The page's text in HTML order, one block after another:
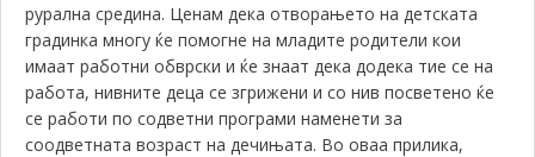
рурална средина. Ценам дека отворањето на детската
градинка многу ќе помогне на младите родители кои
имаат работни обврски и ќе знаат дека додека тие се на
работа, нивните деца се згрижени и со нив посветено ќе
се работи по содветни програми наменети за
соодветната возраст на дечињата. Во оваа прилика,